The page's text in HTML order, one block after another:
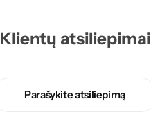
Klientų atsiliepimai
Parašykite atsiliepimą